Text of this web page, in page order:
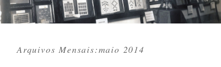
Arquivos Mensais:maio 2014